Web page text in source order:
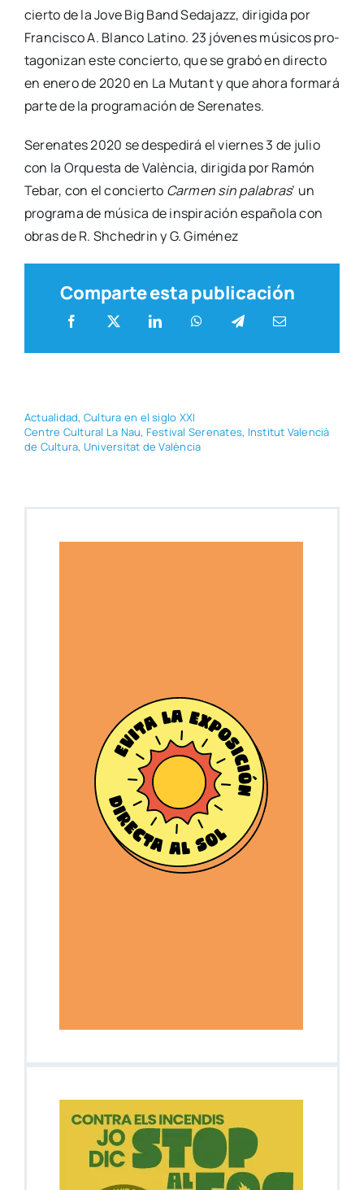
cier­to de la Jove Big Band Seda­jazz, diri­gi­da por
Fran­cis­co A. Blan­co Latino. 23 jóve­nes músi­cos pro­
ta­go­ni­zan este con­cier­to, que se gra­bó en direc­to
en enero de 2020 en La Mutant y que aho­ra for­ma­rá
par­te de la pro­gra­ma­ción de Sere­na­tes.
Sere­na­tes 2020 se des­pe­di­rá el vier­nes 3 de julio
con la Orques­ta de Valèn­cia, diri­gi­da por Ramón
Tebar, con el con­cier­to Car­men sin pala­bras’ un
pro­gra­ma de músi­ca de ins­pi­ra­ción espa­ño­la con
obras de R. Shche­drin y G. Gimé­nez
Comparte esta publicación
Actua­li­dad, Cul­tu­ra en el siglo XXI
Cen­tre Cul­tu­ral La Nau, Fes­ti­val Sere­na­tes, Ins­ti­tut Valen­cià
de Cul­tu­ra, Uni­ver­si­tat de Valèn­cia